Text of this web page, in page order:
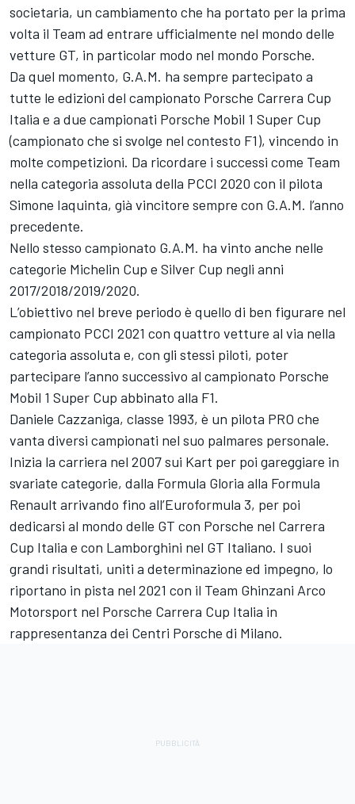
societaria, un cambiamento che ha portato per la prima
volta il Team ad entrare ufficialmente nel mondo delle
vetture GT, in particolar modo nel mondo Porsche.
Da quel momento, G.A.M. ha sempre partecipato a
tutte le edizioni del campionato Porsche Carrera Cup
Italia e a due campionati Porsche Mobil 1 Super Cup
(campionato che si svolge nel contesto F1), vincendo in
molte competizioni. Da ricordare i successi come Team
nella categoria assoluta della PCCI 2020 con il pilota
Simone Iaquinta, già vincitore sempre con G.A.M. l’anno
precedente.
Nello stesso campionato G.A.M. ha vinto anche nelle
categorie Michelin Cup e Silver Cup negli anni
2017/2018/2019/2020.
L’obiettivo nel breve periodo è quello di ben figurare nel
campionato PCCI 2021 con quattro vetture al via nella
categoria assoluta e, con gli stessi piloti, poter
partecipare l’anno successivo al campionato Porsche
Mobil 1 Super Cup abbinato alla F1.
Daniele Cazzaniga, classe 1993, è un pilota PRO che
vanta diversi campionati nel suo palmares personale.
Inizia la carriera nel 2007 sui Kart per poi gareggiare in
svariate categorie, dalla Formula Gloria alla Formula
Renault arrivando fino all’Euroformula 3, per poi
dedicarsi al mondo delle GT con Porsche nel Carrera
Cup Italia e con Lamborghini nel GT Italiano. I suoi
grandi risultati, uniti a determinazione ed impegno, lo
riportano in pista nel 2021 con il Team Ghinzani Arco
Motorsport nel Porsche Carrera Cup Italia in
rappresentanza dei Centri Porsche di Milano.